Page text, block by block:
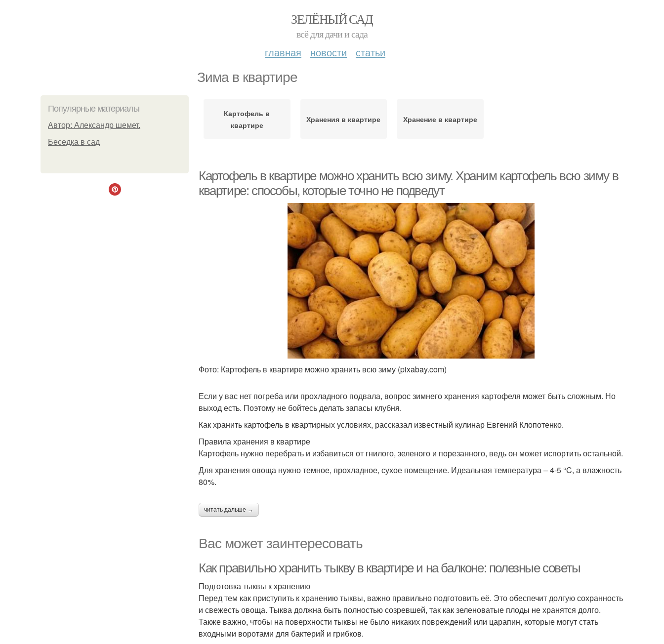
ЗЕЛЁНЫЙ САД
всё для дачи и сада
главная новости статьи
Зима в квартире
Популярные материалы
Автор: Александр шемет.
Беседка в сад
Картофель в
квартире
Хранения в квартире Хранение в квартире
Картофель в квартире можно хранить всю зиму. Храним картофель всю зиму в
квартире: способы, которые точно не подведут
Фото: Картофель в квартире можно хранить всю зиму (pixabay.com)
Если у вас нет погреба или прохладного подвала, вопрос зимнего хранения картофеля может быть сложным. Но
выход есть. Поэтому не бойтесь делать запасы клубня.
Как хранить картофель в квартирных условиях, рассказал известный кулинар Евгений Клопотенко.
Правила хранения в квартире
Картофель нужно перебрать и избавиться от гнилого, зеленого и порезанного, ведь он может испортить остальной.
Для хранения овоща нужно темное, прохладное, сухое помещение. Идеальная температура – 4-5 °C, а влажность
80%.
читать дальше →
Вас может заинтересовать
Как правильно хранить тыкву в квартире и на балконе: полезные советы
Подготовка тыквы к хранению
Перед тем как приступить к хранению тыквы, важно правильно подготовить её. Это обеспечит долгую сохранность
и свежесть овоща. Тыква должна быть полностью созревшей, так как зеленоватые плоды не хранятся долго.
Также важно, чтобы на поверхности тыквы не было никаких повреждений или царапин, которые могут стать
входными воротами для бактерий и грибков.